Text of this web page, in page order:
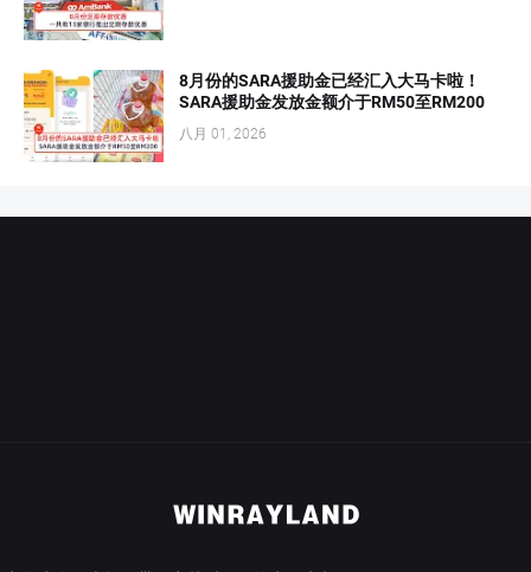
8月份的SARA援助金已经汇入大马卡啦！
SARA援助金发放金额介于RM50至RM200
八月 01, 2026